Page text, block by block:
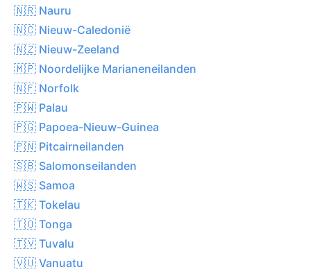
🇳🇷 Nauru
🇳🇨 Nieuw-Caledonië
🇳🇿 Nieuw-Zeeland
🇲🇵 Noordelijke Marianeneilanden
🇳🇫 Norfolk
🇵🇼 Palau
🇵🇬 Papoea-Nieuw-Guinea
🇵🇳 Pitcairneilanden
🇸🇧 Salomonseilanden
🇼🇸 Samoa
🇹🇰 Tokelau
🇹🇴 Tonga
🇹🇻 Tuvalu
🇻🇺 Vanuatu